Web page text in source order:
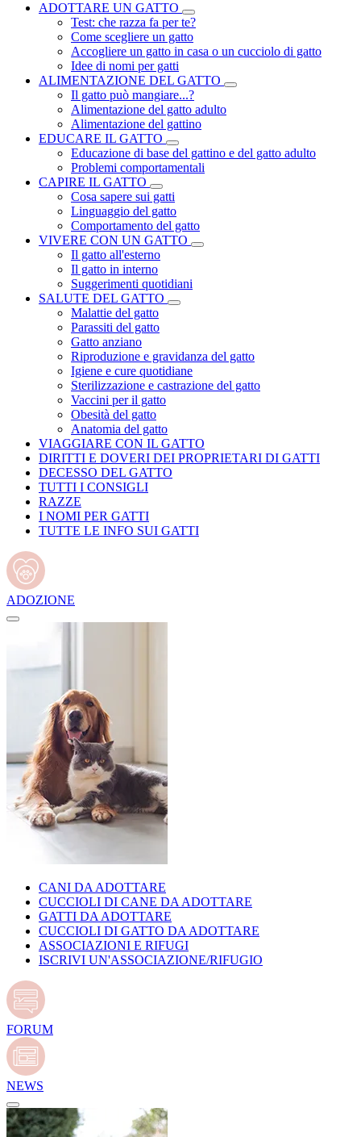
ADOTTARE UN GATTO
Test: che razza fa per te?
Come scegliere un gatto
Accogliere un gatto in casa o un cucciolo di gatto
Idee di nomi per gatti
ALIMENTAZIONE DEL GATTO
Il gatto può mangiare...?
Alimentazione del gatto adulto
Alimentazione del gattino
EDUCARE IL GATTO
Educazione di base del gattino e del gatto adulto
Problemi comportamentali
CAPIRE IL GATTO
Cosa sapere sui gatti
Linguaggio del gatto
Comportamento del gatto
VIVERE CON UN GATTO
Il gatto all'esterno
Il gatto in interno
Suggerimenti quotidiani
SALUTE DEL GATTO
Malattie del gatto
Parassiti del gatto
Gatto anziano
Riproduzione e gravidanza del gatto
Igiene e cure quotidiane
Sterilizzazione e castrazione del gatto
Vaccini per il gatto
Obesità del gatto
Anatomia del gatto
VIAGGIARE CON IL GATTO
DIRITTI E DOVERI DEI PROPRIETARI DI GATTI
DECESSO DEL GATTO
TUTTI I CONSIGLI
RAZZE
I NOMI PER GATTI
TUTTE LE INFO SUI GATTI
ADOZIONE
CANI DA ADOTTARE
CUCCIOLI DI CANE DA ADOTTARE
GATTI DA ADOTTARE
CUCCIOLI DI GATTO DA ADOTTARE
ASSOCIAZIONI E RIFUGI
ISCRIVI UN'ASSOCIAZIONE/RIFUGIO
FORUM
NEWS